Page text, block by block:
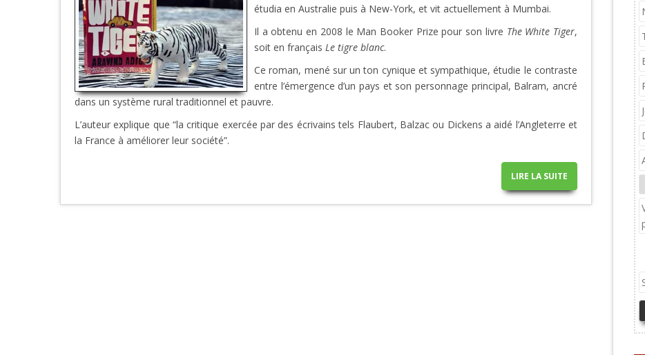
étudia en Australie puis à New-York, et vit actuellement à Mumbai.
Il a obtenu en 2008 le Man Booker Prize pour son livre The White Tiger,
soit en français Le tigre blanc.
Ce roman, mené sur un ton cynique et sympathique, étudie le contraste
entre l’émergence d’un pays et son personnage principal, Balram, ancré
dans un système rural traditionnel et pauvre.
L’auteur explique que “la critique exercée par des écrivains tels Flaubert, Balzac ou Dickens a aidé l’Angleterre et
la France à améliorer leur société”.
LIRE LA SUITE